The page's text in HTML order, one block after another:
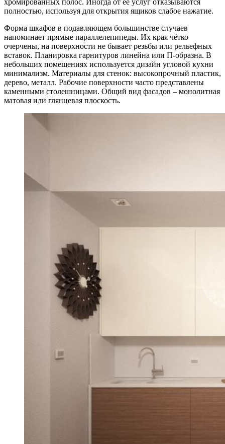
хромированных полос. Иногда от её услуг отказываются
полностью, используя для открытия ящиков слабое нажатие.
Форма шкафов в подавляющем большинстве случаев
напоминает прямые параллелепипеды. Их края чётко
очерчены, на поверхности не бывает резьбы или рельефных
вставок. Планировка гарнитуров линейна или П-образна. В
небольших помещениях используется дизайн угловой кухни
минимализм. Материалы для стенок: высокопрочный пластик,
дерево, металл. Рабочие поверхности часто представлены
каменными столешницами. Общий вид фасадов – монолитная
матовая или глянцевая плоскость.